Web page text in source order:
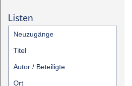
Listen
Neuzugänge
Titel
Autor / Beteiligte
Ort